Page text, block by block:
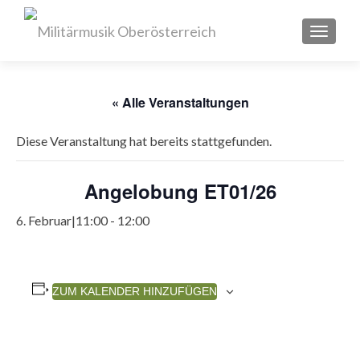
« Alle Veranstaltungen
Diese Veranstaltung hat bereits stattgefunden.
Angelobung ET01/26
6. Februar|11:00 - 12:00
ZUM KALENDER HINZUFÜGEN